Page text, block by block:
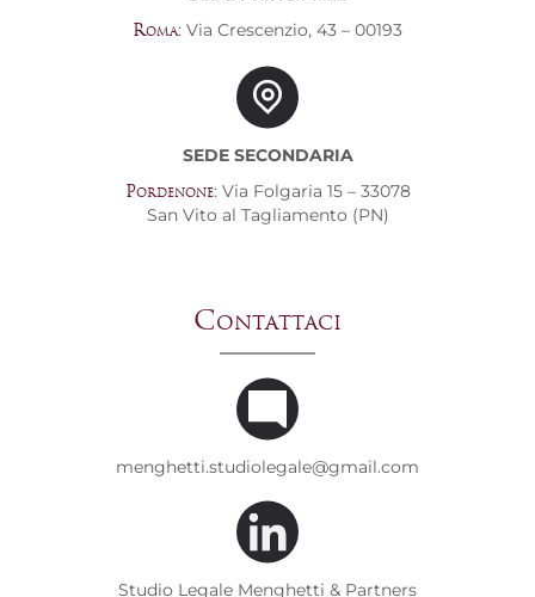
Roma: Via Crescenzio, 43 – 00193
SEDE SECONDARIA
Pordenone: Via Folgaria 15 – 33078
San Vito al Tagliamento (PN)
Contattaci
menghetti.studiolegale@gmail.com
Studio Legale Menghetti & Partners